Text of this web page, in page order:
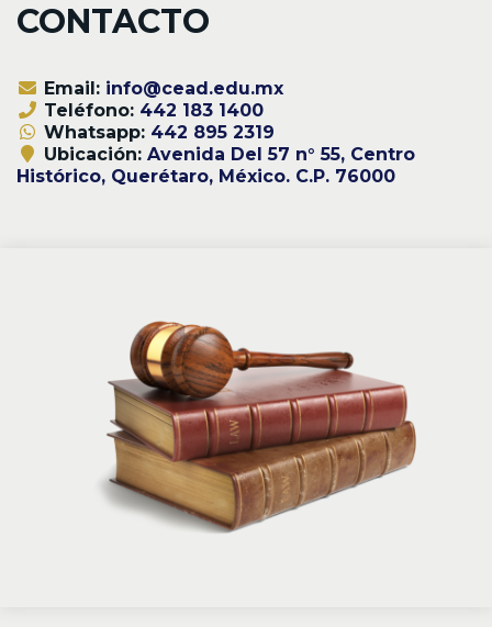
CONTACTO
Email: info@cead.edu.mx
Teléfono: 442 183 1400
Whatsapp: 442 895 2319
Ubicación: Avenida Del 57 n° 55, Centro
Histórico, Querétaro, México. C.P. 76000